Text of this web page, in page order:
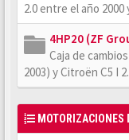
2.0 entre el año 2000
4HP20 (ZF
Caja de
2003) y Citroën C5 I
MOTORIZACIONES